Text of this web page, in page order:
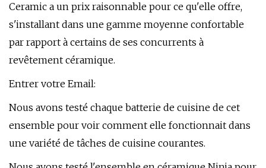
Ceramic a un prix raisonnable pour ce qu'elle offre,
s'installant dans une gamme moyenne confortable
par rapport à certains de ses concurrents à
revêtement céramique.
Entrer votre Email:
Nous avons testé chaque batterie de cuisine de cet
ensemble pour voir comment elle fonctionnait dans
une variété de tâches de cuisine courantes.